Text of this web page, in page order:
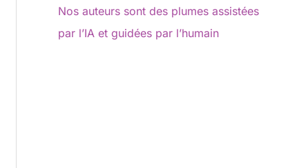
Nos auteurs sont des plumes assistées
par l’IA et guidées par l’humain